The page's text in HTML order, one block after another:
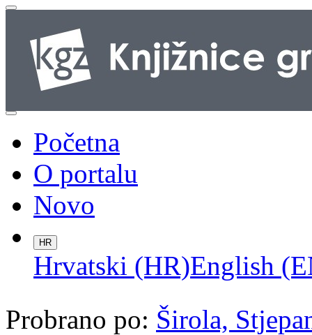
Početna
O portalu
Novo
HR
Hrvatski (HR)English
Probrano po: Širola,